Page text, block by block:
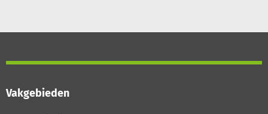
Vakgebieden